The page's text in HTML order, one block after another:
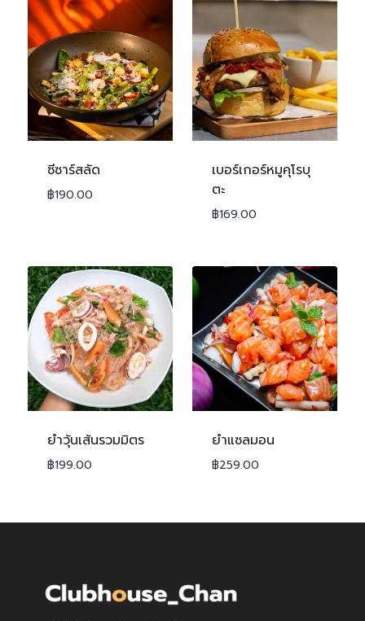
ซีซาร์สลัด
฿190.00
เบอร์เกอร์หมูคุโรบุ
ตะ
฿169.00
ยำวุ้นเส้นรวมมิตร
฿199.00
ยำแซลมอน
฿259.00